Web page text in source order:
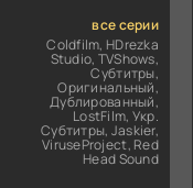
все серии
Coldfilm, HDrezka
Studio, TVShows,
Субтитры,
Оригинальный,
Дублированный,
LostFilm, Укр.
Субтитры, Jaskier,
ViruseProject, Red
Head Sound